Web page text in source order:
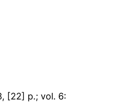
[22] p.; vol. 6: